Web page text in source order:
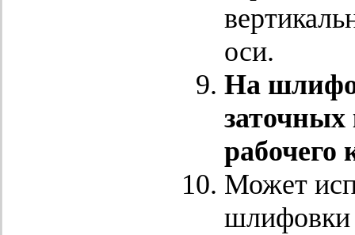
оси.
На
рабочего
Может
шлифовки